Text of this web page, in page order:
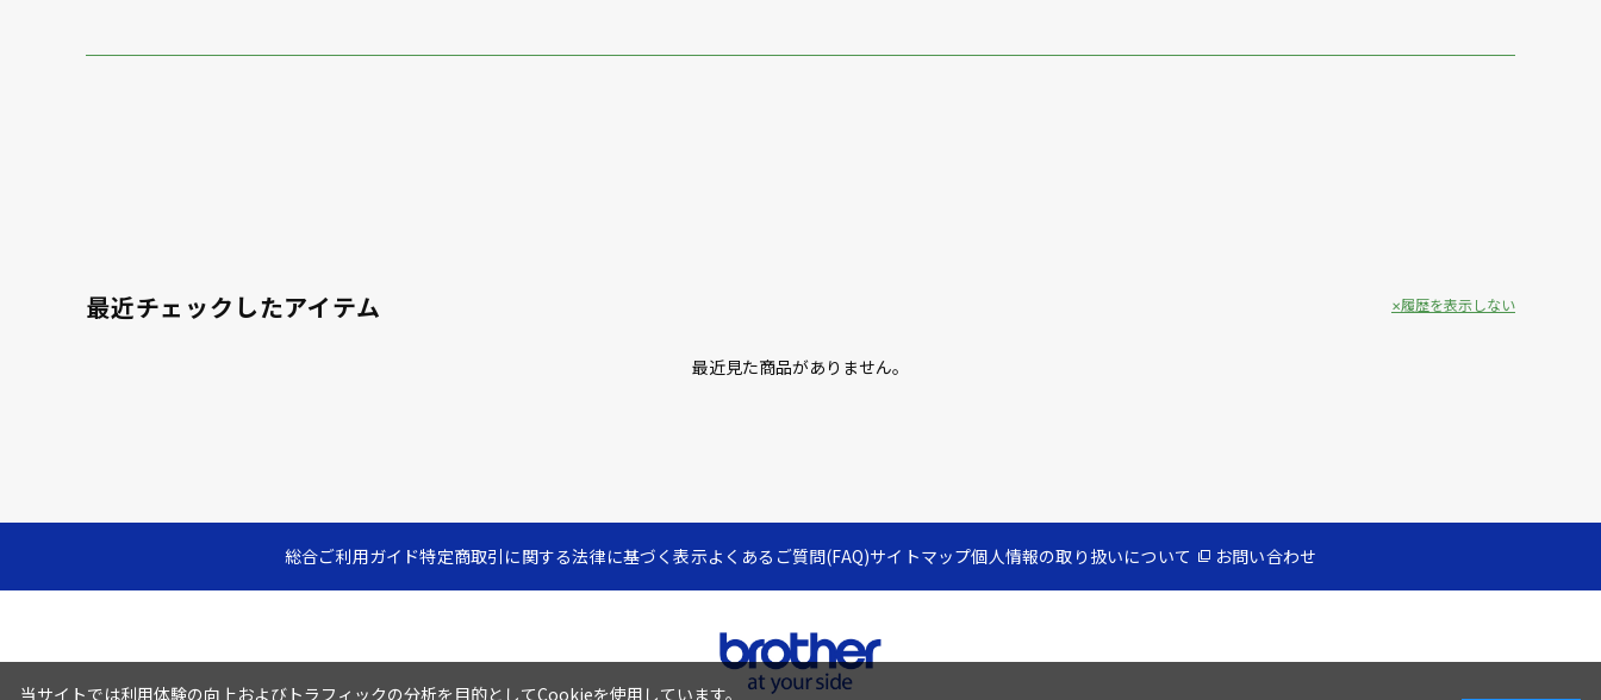
最近チェックしたアイテム
最近見た商品がありません。
履歴を表示しない
総合ご利用ガイド特定商取引に関する法律に基づく表示よくあるご質問(FAQ)サイトマップ個人情報の取り扱いについて お問い合わせ
当サイトでは利用体験の向上およびトラフィックの分析を目的としてCookieを使用しています。